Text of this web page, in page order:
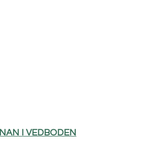
I VEDBODEN